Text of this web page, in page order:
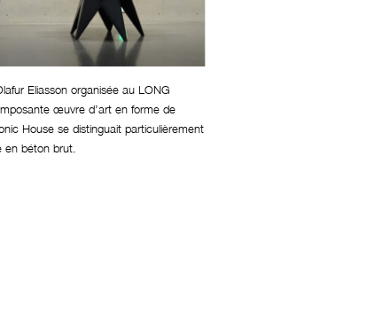
Eliasson organisée au LONG
œuvre d’art en forme de
House se distinguait particulièrement
en béton brut.